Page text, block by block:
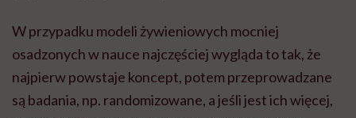
W przypadku modeli żywieniowych mocniej
osadzonych w nauce najczęściej wygląda to tak, że
najpierw powstaje koncept, potem przeprowadzane
są badania, np. randomizowane, a jeśli jest ich więcej,